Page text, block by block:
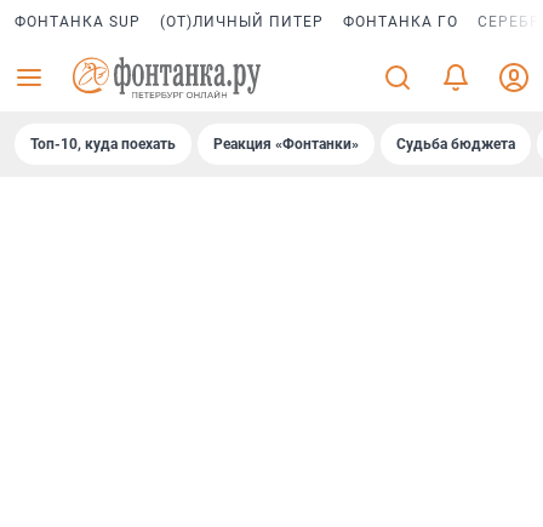
ФОНТАНКА SUP (ОТ)ЛИЧНЫЙ ПИТЕР ФОНТАНКА ГО
Топ-10, куда поехать Реакция «Фонтанки» Судьба бюджета